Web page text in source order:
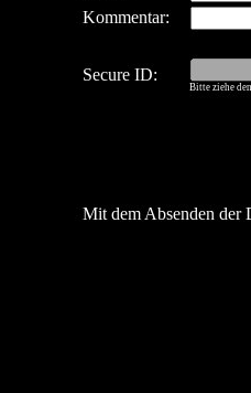
Kommentar:
Secure ID:
Bitte ziehe
Mit dem Absenden der